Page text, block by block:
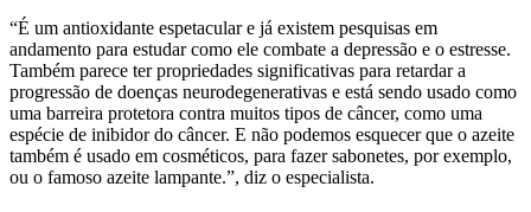
“É um antioxidante espetacular e já existem pesquisas em
andamento para estudar como ele combate a depressão e o estresse.
Também parece ter propriedades significativas para retardar a
progressão de doenças neurodegenerativas e está sendo usado como
uma barreira protetora contra muitos tipos de câncer, como uma
espécie de inibidor do câncer. E não podemos esquecer que o azeite
também é usado em cosméticos, para fazer sabonetes, por exemplo,
ou o famoso azeite lampante.”, diz o especialista.